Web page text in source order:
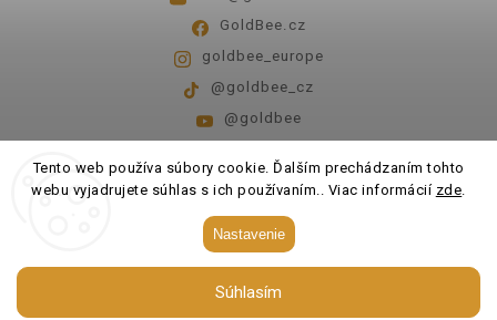
Tento web používa súbory cookie. Ďalším prechádzaním tohto
webu vyjadrujete súhlas s ich používaním.. Viac informácií zde.
Nastavenie
Súhlasím
GoldBee.cz
goldbee_europe
@goldbee_cz
@goldbee
Pondelok - piatok 8:00-14:00
GoldBee. Všetky práva vyhradené.
Upraviť nastavenie cookies
Shoptet| Design